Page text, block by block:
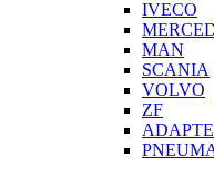
IVECO
MAN
SCANIA
VOLVO
ZF